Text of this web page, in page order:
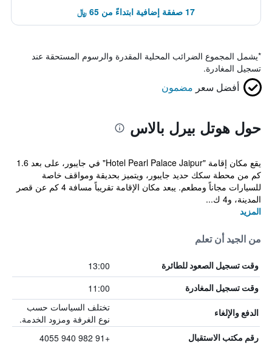
17 صفقة إضافية ابتداءً من 65 ﷼
*يشمل المجموع الضرائب المحلية المقدرة والرسوم المستحقة عند
تسجيل المغادرة.
أفضل سعر مضمون
حول هوتل بيرل بالاس
يقع مكان إقامة "Hotel Pearl Palace Jaipur" في جايبور، على بعد 1.6
كم من محطة سكك حديد جايبور، ويتميز بحديقة ومواقف خاصة
للسيارات مجاناً ومطعم. يبعد مكان الإقامة تقريباً مسافة 4 كم عن قصر
المدينة، و4 ك...
المزيد
من الجيد أن تعلم
وقت تسجيل الصعود للطائرة 13:00
وقت تسجيل المغادرة 11:00
الدفع والإلغاء
تختلف السياسات حسب
نوع الغرفة ومزود الخدمة.
رقم مكتب الاستقبال +91 982 940 4055